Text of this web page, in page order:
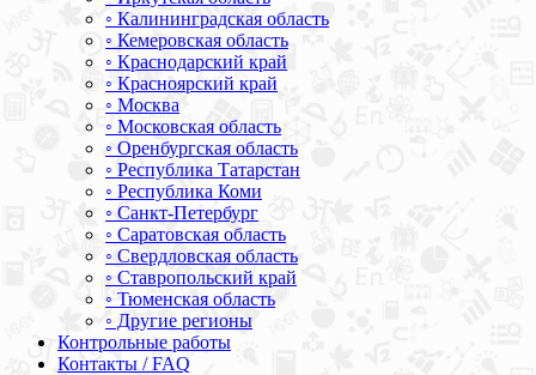
◦ Калининградская область
◦ Кемеровская область
◦ Краснодарский край
◦ Красноярский край
◦ Москва
◦ Московская область
◦ Оренбургская область
◦ Республика Татарстан
◦ Республика Коми
◦ Санкт-Петербург
◦ Саратовская область
◦ Свердловская область
◦ Ставропольский край
◦ Тюменская область
◦ Другие регионы
Контрольные работы
Контакты / FAQ